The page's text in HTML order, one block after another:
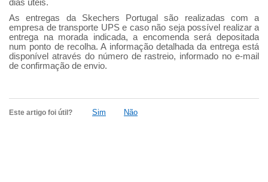
dias úteis.
As entregas da Skechers Portugal são realizadas com a
empresa de transporte UPS e caso não seja possível realizar a
entrega na morada indicada, a encomenda será depositada
num ponto de recolha. A informação detalhada da entrega está
disponível através do número de rastreio, informado no e-mail
de confirmação de envio.
Este artigo foi útil? Sim Não